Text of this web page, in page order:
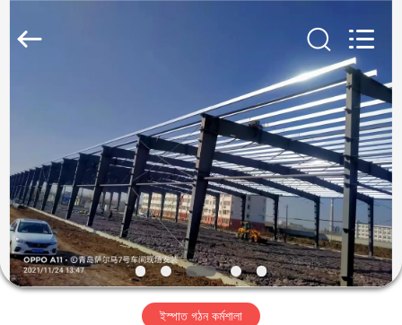
ভিডিও
ভিআর
শো
Qingdao
ইস্পাত গঠন কর্মশালা